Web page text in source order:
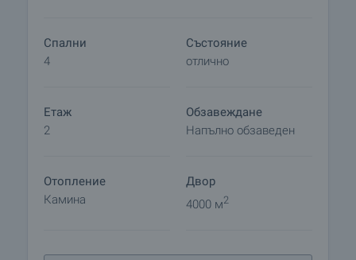
Спални
4
Състояние
отлично
Етаж
2
Обзавеждане
Напълно обзаведен
Отопление
Камина
Двор
4000 м2